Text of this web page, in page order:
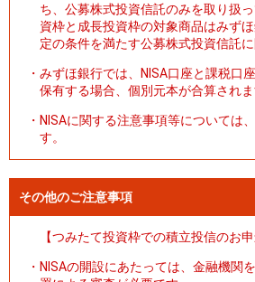
ち、公募株式投資信託のみを取り扱
資枠と成長投資枠の対象商品はみず
定の条件を満たす公募株式投資信託に
・ みずほ銀行では、NISA口座と課税口
保有する場合、個別元本が合算されま
・ NISAに関する注意事項等については
す。
その他のご注意事項
【つみたて投資枠での積立投信のお申
・ NISAの開設にあたっては、金融機関